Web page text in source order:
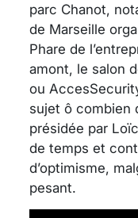
parc Chanot,
de Marseille
Phare de
amont, le salon
ou
sujet ô combien
présidée par
de temps et
d’optimisme,
pesant.